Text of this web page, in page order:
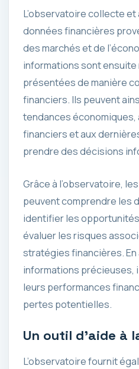
L’observatoire collecte
données financières
des marchés et de
informations sont
présentées de manière
financiers. Ils peuvent
tendances économiques,
financiers et aux
prendre des décisions
Grâce à l’observatoire,
peuvent comprendre les
identifier les
évaluer les risques
stratégies financières. En
informations précieuses,
leurs performances
pertes potentielles.
Un outil d’aide à
L’observatoire fournit